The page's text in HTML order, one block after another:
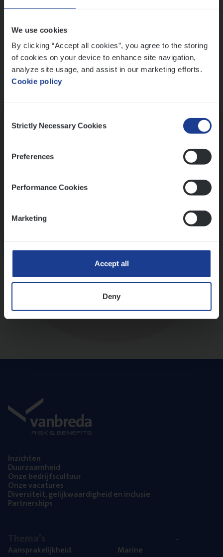
We use cookies
By clicking “Accept all cookies”, you agree to the storing
of cookies on your device to enhance site navigation,
analyze site usage, and assist in our marketing efforts.
Cookie policy
Selection
Strictly Necessary Cookies
Preferences
Performance Cookies
Marketing
Accept all
Deny
Inzich­ten
Duur­zaam­heid
Onze bedrijfs­cul­tuur
Onze vaca­tu­res
Diver­si­teit, gelijk­waar­dig­heid en inclusie
Part­ner­ships
Aan­spra­ke­lijk­heid
Mari­ne